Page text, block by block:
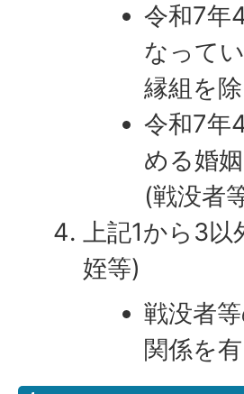
令和7年
なって
縁組を
令和7年
める婚
(戦没者
上記1から3以
姪等)
戦没者
関係を